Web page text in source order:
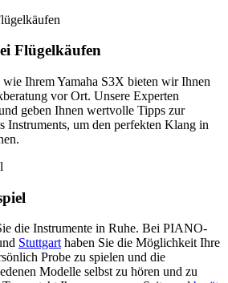
Flügelkäufen
Ihrem Yamaha S3X bieten wir Ihnen
vor Ort. Unsere Experten
geben Ihnen wertvolle Tipps zur
Instruments, um den perfekten Klang in
die Instrumente in Ruhe. Bei PIANO-
Stuttgarthaben Sie die Möglichkeit Ihre
Probe zu spielen und die
Modelle selbst zu hören und zu